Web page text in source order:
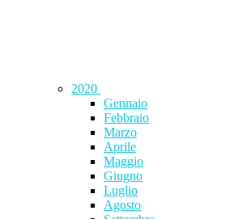
2020
Gennaio
Febbraio
Marzo
Aprile
Maggio
Giugno
Luglio
Agosto